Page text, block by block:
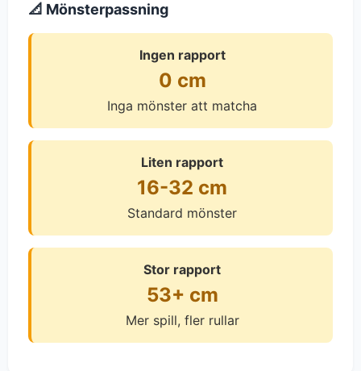
📐 Mönsterpassning
Ingen rapport
0 cm
Inga mönster att matcha
Liten rapport
16-32 cm
Standard mönster
Stor rapport
53+ cm
Mer spill, fler rullar